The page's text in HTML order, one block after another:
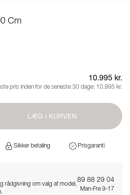
Cm
10.995 kr.
pris inden for de seneste 30 dage: 10.995 kr.
LÆG I KURVEN
Sikker betaling Prisgaranti
rådgivning om valg af model,
89 88 29 04
Man-Fre 9-17